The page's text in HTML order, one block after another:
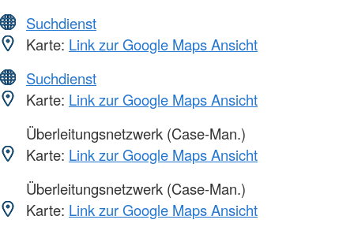
Suchdienst
Karte: Link zur Google Maps Ansicht
Suchdienst
Karte: Link zur Google Maps Ansicht
Überleitungsnetzwerk (Case-Man.)
Karte: Link zur Google Maps Ansicht
Überleitungsnetzwerk (Case-Man.)
Karte: Link zur Google Maps Ansicht